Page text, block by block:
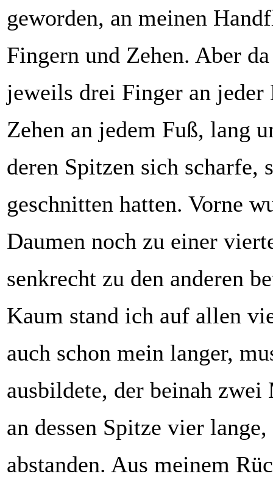
geworden, an meinen
Fingern und Zehen. Aber
jeweils drei Finger an jeder
Zehen an jedem Fuß, lang
deren Spitzen sich scharfe,
geschnitten hatten. Vorne
Daumen noch zu einer
senkrecht zu den anderen
Kaum stand ich auf allen
auch schon mein langer,
ausbildete, der beinah zwei
an dessen Spitze vier
abstanden. Aus meinem